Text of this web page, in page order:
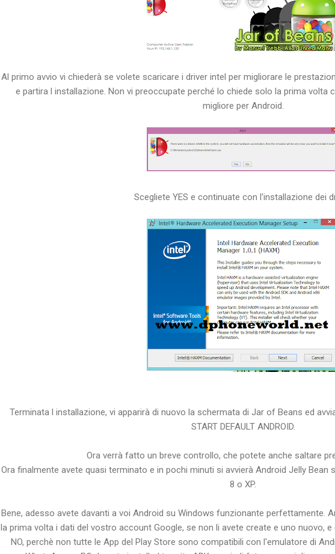
Al primo avvio vi chiederà se volete scaricare i driver intel per migliorare le
e partira l installazione. Non vi preoccupate perché lo chiede solo la prima volta
migliore per Android.
Scegliete YES e continuate con l'installazione dei
Terminata l installazione, vi apparirà di nuovo la schermata di Jar of Beans ed
START DEFAULT ANDROID.
Ora verrà fatto un breve controllo, che potete anche saltare
Ora finalmente avete quasi terminato e in pochi minuti si avvierà Android Jelly Bean
8 o XP.
Bene, adesso avete davanti a voi Android su Windows funzionante perfettamente.
la prima volta i dati del vostro account Google, se non li avete create e uno nuovo,
NO, perchè non tutte le App del Play Store sono compatibili con l'emulatore di